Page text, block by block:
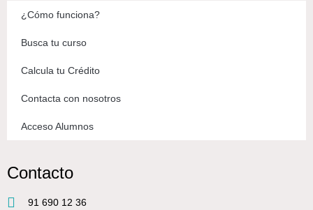
¿Cómo funciona?
Busca tu curso
Calcula tu Crédito
Contacta con nosotros
Acceso Alumnos
Contacto
91 690 12 36